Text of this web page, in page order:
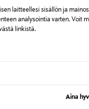
laitteellesi sisällön ja
analysointia varten. Voit
linkistä.
Aina